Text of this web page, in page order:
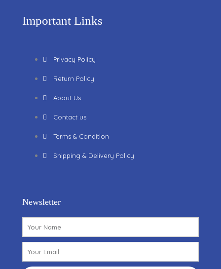
Important Links
Privacy Policy
Return Policy
About Us
Contact us
Terms & Condition
Shipping & Delivery Policy
Newsletter